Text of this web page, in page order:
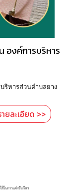
งค์การบริหาร
หารส่วนตำบลยาง
ยละเอียด >>